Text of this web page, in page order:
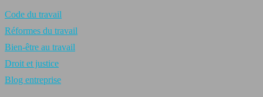
Code du travail
Réformes du travail
Bien-être au travail
Droit et justice
Blog entreprise